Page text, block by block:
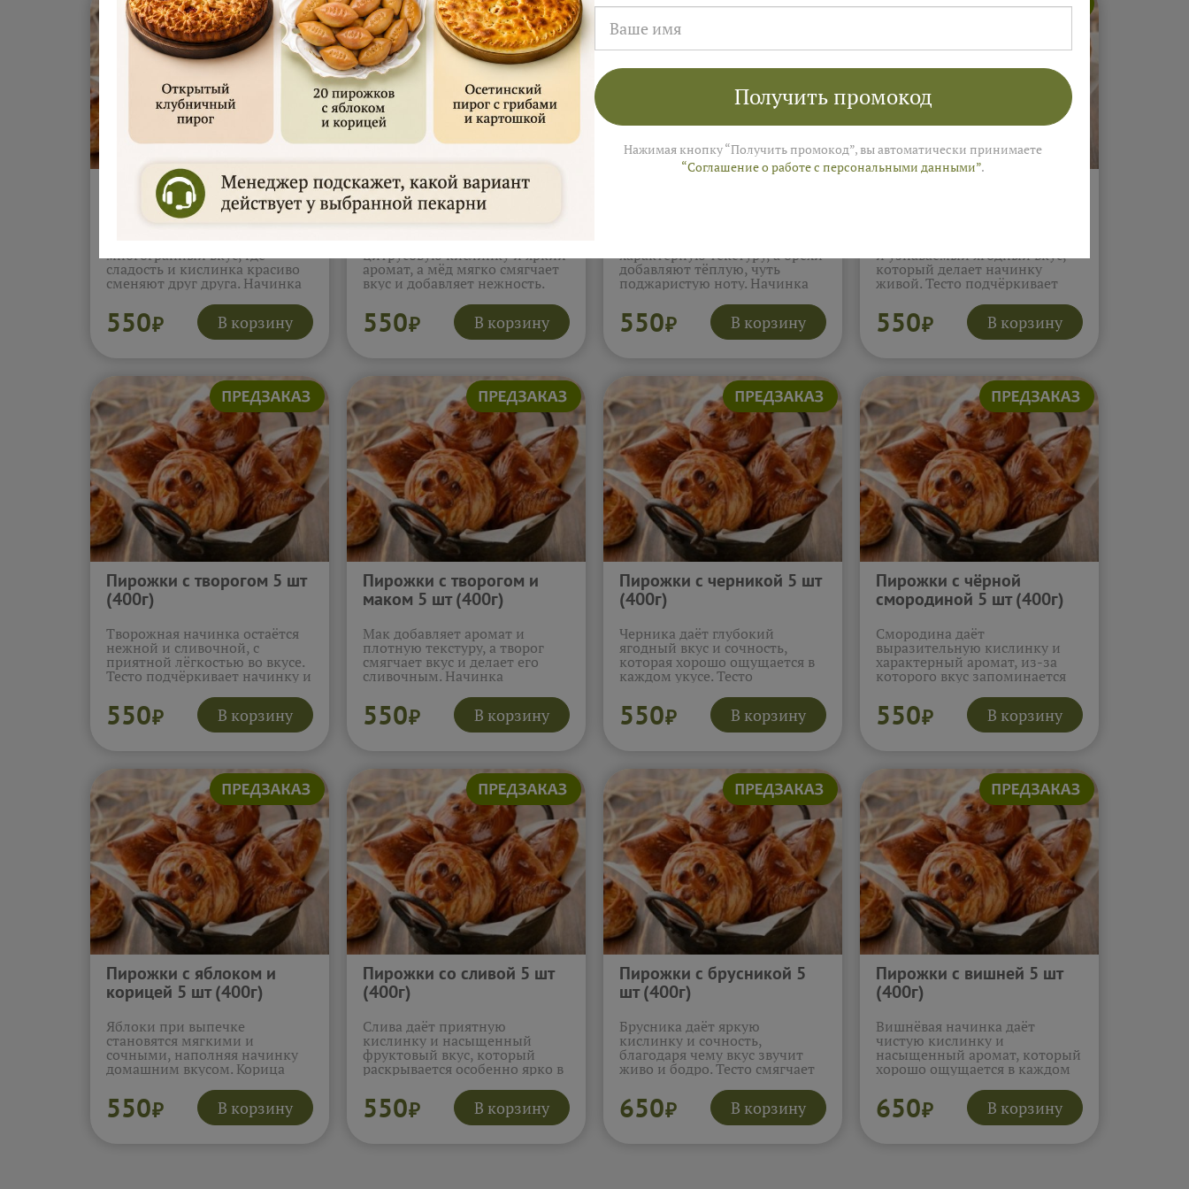
Пирожки с лесными
ягодами 5 шт (400г)
многогранный вкус, где
сладость и кислинка красиво
сменяют друг друга. Начинка
натуральным ягодным
ароматом. Эти пирожки
создают ощущение
Подробнее...
550₽ В корзину
Пирожки с лимоном и
мёдом 5 шт (400г)
цитрусовую кислинку и яркий
аромат, а мёд мягко смягчает
вкус и добавляет нежность.
гармоничной, без резкости, с
приятным свежим
послевкусием. Такие пирожки
Подробнее...
550₽ В корзину
характерную текстуру, а орехи
добавляют тёплую, чуть
поджаристую ноту. Начинка
выразительной, раскрываясь
постепенно. Эти пирожки
особенно любят за
Подробнее...
550₽ В корзину
и узнаваемый ягодный вкус,
который делает начинку
живой. Тесто подчёркивает
создавая приятный баланс.
Такие пирожки отлично
подходят к чаю, когда хочется
550₽ В корзину
Пирожки с творогом 5 шт
(400г)
Творожная начинка остаётся
нежной и сливочной, с
приятной лёгкостью во вкусе.
Тесто подчёркивает начинку и
комфортной и домашней. Эти
пирожки ассоциируются с
тёплой выпечкой и
550₽ В корзину
Пирожки с творогом и
маком 5 шт (400г)
Мак добавляет аромат и
плотную текстуру, а творог
смягчает вкус и делает его
сливочным. Начинка
и очень уютной, без перегруза
сладостью. Эти пирожки
хочется есть неторопливо,
550₽ В корзину
Пирожки с черникой 5 шт
(400г)
Черника даёт глубокий
ягодный вкус и сочность,
которая хорошо ощущается в
каждом укусе. Тесто
делает вкус мягче, сохраняя
яркость ягод. Эти пирожки
получаются выразительными
550₽ В корзину
Пирожки с чёрной
смородиной 5 шт (400г)
Смородина даёт
выразительную кислинку и
характерный аромат, из-за
которого вкус запоминается
начинки и помогает
сохранить баланс. Эти
пирожки оставляют сочное
Подробнее...
550₽ В корзину
Пирожки с яблоком и
корицей 5 шт (400г)
Яблоки при выпечке
становятся мягкими и
сочными, наполняя начинку
домашним вкусом. Корица
постепенно, добавляя уютную
пряность и тепло. Тесто
создаёт нежную текстуру, и
550₽ В корзину
Пирожки со сливой 5 шт
(400г)
Слива даёт приятную
кислинку и насыщенный
фруктовый вкус, который
раскрывается особенно ярко в
подчёркивает начинку и
смягчает её яркость, создавая
ровный баланс. Эти пирожки
550₽ В корзину
Пирожки с брусникой 5
шт (400г)
Брусника даёт яркую
кислинку и сочность,
благодаря чему вкус звучит
живо и бодро. Тесто смягчает
приятный баланс, чтобы
начинка раскрывалась ровно.
Эти пирожки особенно
650₽ В корзину
Пирожки с вишней 5 шт
(400г)
Вишнёвая начинка даёт
чистую кислинку и
насыщенный аромат, который
хорошо ощущается в каждом
оно подчёркивает ягоды и
удерживает сочность внутри.
Такие пирожки хочется есть
650₽ В корзину
Получить промокод
Нажимая кнопку “Получить промокод”, вы автоматически принимаете
“Соглашение о работе с персональными данными”.